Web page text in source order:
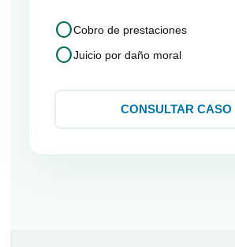
circleCobro de prestaciones
circleJuicio por daño moral
CONSULTAR CASO